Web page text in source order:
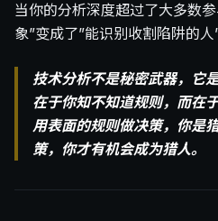
当你的分析深度超过了大多数
象”变成了”能识别收割陷阱的人”
技术分析不是秘密武器，它
在于你知不知道规则，而在
用表面的规则做决策，你是
策，你才有机会成为猎人。